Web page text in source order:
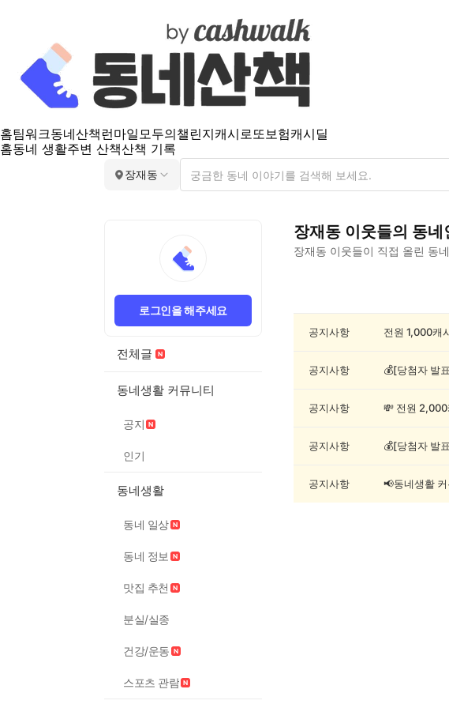
홈팀워크동네산책 런마일모두의챌린지캐시로또보험캐시딜
홈동네 생활주변 산책산책 기록
장재동
로그인을 해주세요
전체글
동네생활 커뮤니티
공지
인기
동네생활
동네 일상
동네 정보
맛집 추천
분실/실종
건강/운동
스포츠 관람
장재동 이웃들의 동네
장재동 이웃들이 직접 올린 동
동
공지사항
공지사항
공지사항
공지사항
공지사항 📢동네생활